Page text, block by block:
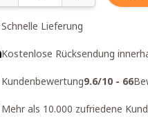
Schnelle Lieferung
Kostenlose Rücksendung
Kundenbewertung9.6/10 - 66
Mehr als 10.000 zufriedene